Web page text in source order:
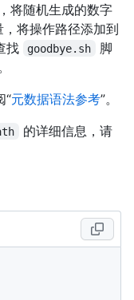
将随机生成的数字
，将操作路径添加到
找
goodbye.sh
脚
“元数据语法参考”。
的详细信息，请